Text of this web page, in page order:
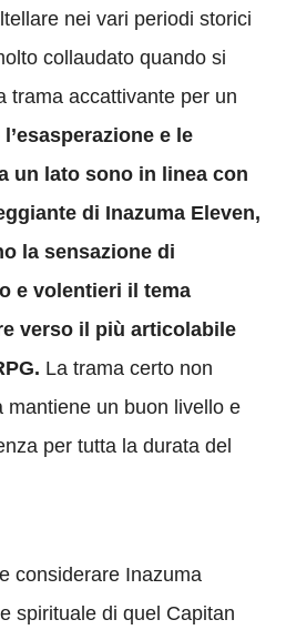
nei vari periodi storici
collaudato quando si
trama accattivante per un
l’esasperazione e le
un lato sono in linea con
di Inazuma Eleven,
la sensazione di
e volentieri il tema
verso il più articolabile
La trama certo non
mantiene un buon livello e
per tutta la durata del
considerare Inazuma
spirituale di quel Capitan